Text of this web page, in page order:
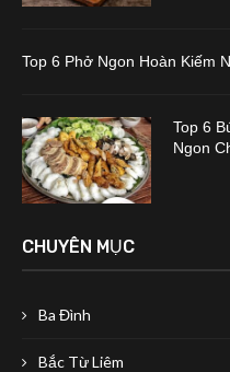
Top 6 Phở Ngon Hoàn Kiếm
Top 6
Ngon
CHUYÊN MỤC
Ba Đình
Bắc Từ Liêm